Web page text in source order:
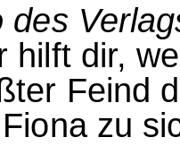
des
hilft dir,
Feind
zu